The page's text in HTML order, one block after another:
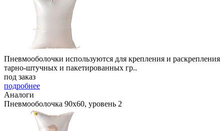
Пневмооболочки используются для крепления и раскрепления
тарно-штучных и пакетированных гр..
под заказ
подробнее
Аналоги
Пневмооболочка 90х60, уровень 2